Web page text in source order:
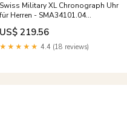
Swiss Military XL Chronograph Uhr
für Herren - SMA34101.04
Geschenke_Vater
US$ 219.56
★★★★★ 4.4 (18 reviews)